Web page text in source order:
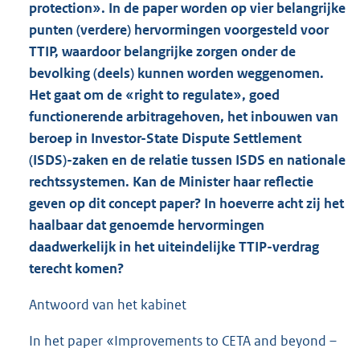
protection». In de paper worden op vier belangrijke
punten (verdere) hervormingen voorgesteld voor
TTIP, waardoor belangrijke zorgen onder de
bevolking (deels) kunnen worden weggenomen.
Het gaat om de «right to regulate», goed
functionerende arbitragehoven, het inbouwen van
beroep in Investor-State Dispute Settlement
(ISDS)-zaken en de relatie tussen ISDS en nationale
rechtssystemen. Kan de Minister haar reflectie
geven op dit concept paper? In hoeverre acht zij het
haalbaar dat genoemde hervormingen
daadwerkelijk in het uiteindelijke TTIP-verdrag
terecht komen?
Antwoord van het kabinet
In het paper «Improvements to CETA and beyond –